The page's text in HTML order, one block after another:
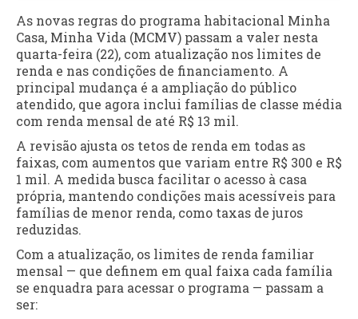
As novas regras do programa habitacional Minha
Casa, Minha Vida (MCMV) passam a valer nesta
quarta-feira (22), com atualização nos limites de
renda e nas condições de financiamento. A
principal mudança é a ampliação do público
atendido, que agora inclui famílias de classe média
com renda mensal de até R$ 13 mil.
A revisão ajusta os tetos de renda em todas as
faixas, com aumentos que variam entre R$ 300 e R$
1 mil. A medida busca facilitar o acesso à casa
própria, mantendo condições mais acessíveis para
famílias de menor renda, como taxas de juros
reduzidas.
Com a atualização, os limites de renda familiar
mensal — que definem em qual faixa cada família
se enquadra para acessar o programa — passam a
ser: